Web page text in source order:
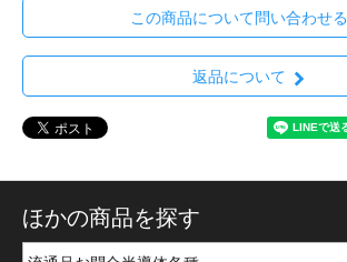
この商品について問い合わせる
返品について
ほかの商品を探す